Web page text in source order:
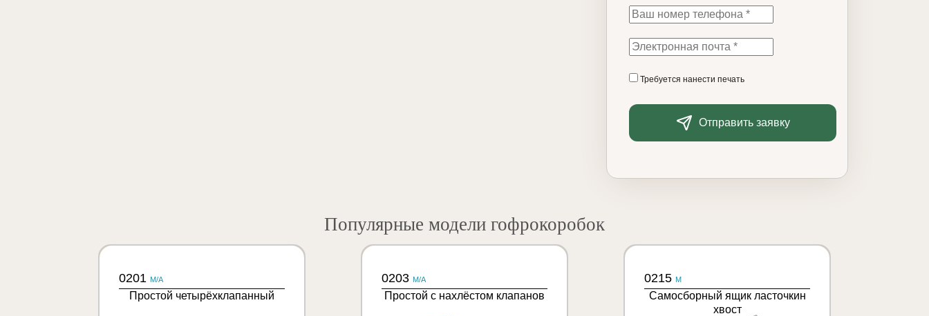
Требуется нанести печать
Отправить заявку
Популярные модели гофрокоробок
0201 M/A
Простой четырёхклапанный
0203 M/A
Простой с нахлёстом клапанов
0215 M
Самосборный ящик ласточкин
хвост